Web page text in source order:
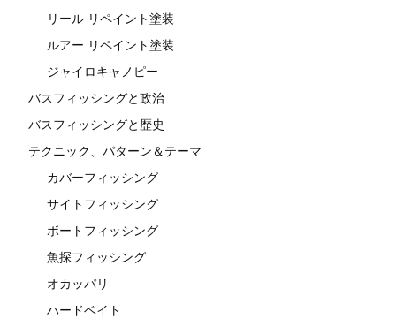
リール リペイント塗装
ルアー リペイント塗装
ジャイロキャノピー
バスフィッシングと政治
バスフィッシングと歴史
テクニック、パターン＆テーマ
カバーフィッシング
サイトフィッシング
ボートフィッシング
魚探フィッシング
オカッパリ
ハードベイト